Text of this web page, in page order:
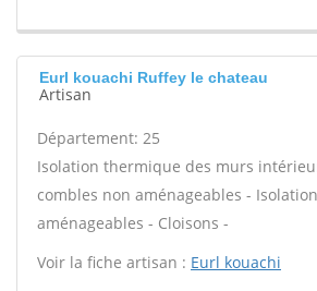
Eurl kouachi Ruffey le chateau
Artisan
Département: 25
Isolation thermique des murs
combles non aménageables -
aménageables - Cloisons -
Voir la fiche artisan : Eurl kouachi